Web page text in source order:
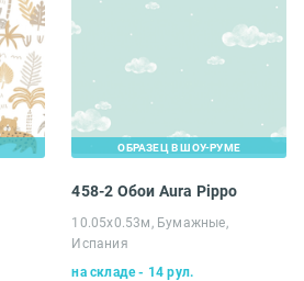
ОБРАЗЕЦ В ШОУ-РУМЕ
458-2 Обои Aura Pippo
10.05х0.53м, Бумажные,
Испания
на складе - 14 рул.